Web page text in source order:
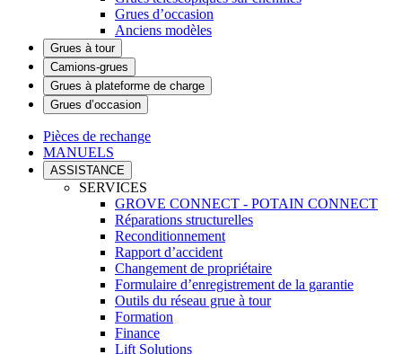
Grues d’occasion
Anciens modèles
Grues à tour
Camions-grues
Grues à plateforme de charge
Grues d’occasion
Pièces de rechange
MANUELS
ASSISTANCE
SERVICES
GROVE CONNECT - POTAIN CONNECT
Réparations structurelles
Reconditionnement
Rapport d’accident
Changement de propriétaire
Formulaire d’enregistrement de la garantie
Outils du réseau grue à tour
Formation
Finance
Lift Solutions